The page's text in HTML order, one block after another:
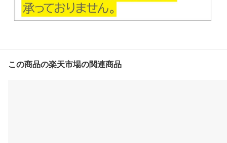
この商品の楽天市場の関連商品